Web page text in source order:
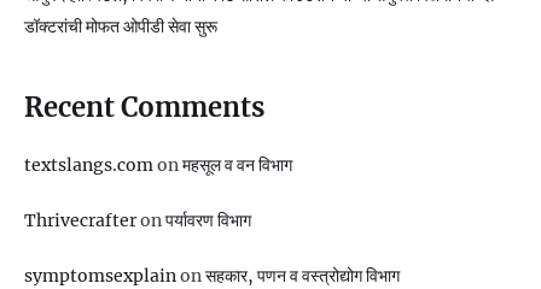
डॉक्टरांची मोफत ओपीडी सेवा सुरू
Recent Comments
textslangs.comonमहसूल व वन विभाग
Thrivecrafteronपर्यावरण विभाग
symptomsexplainonसहकार, पणन व वस्‍त्रोद्योग विभाग